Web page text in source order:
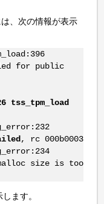
、次の情報が表示
for public
tss_tpm_load
, rc 000b0003
malloc size is too
ます。